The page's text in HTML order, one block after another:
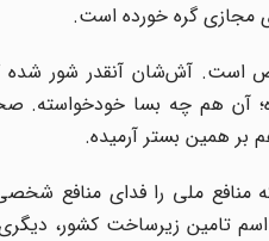
مجازی گره خورده است.
است. آش‌شان آنقدر شور شده
آن هم چه بسا خودخواسته.
همین بستر آرمیده.
منافع ملی را فدای منافع